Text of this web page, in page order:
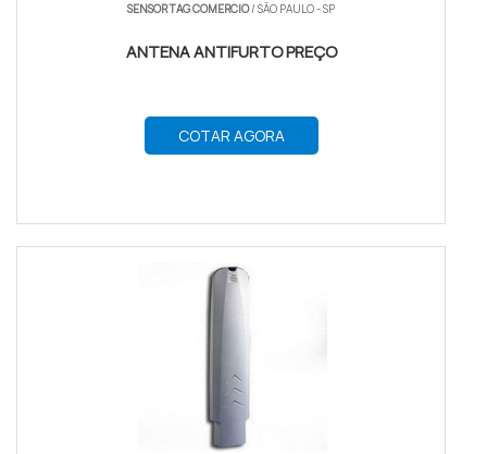
SENSOR TAG COMERCIO/ SÃO PAULO - SP
ANTENA ANTIFURTO PREÇO
COTAR AGORA